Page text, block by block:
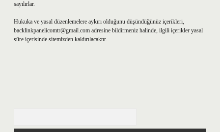
sayılırlar.
Hukuka ve yasal düzenlemelere aykırı olduğunu düşündüğünüz içerikleri,
backlinkpanelicomtr@gmail.com adresine bildirmeniz halinde, ilgili içerikler yasal
süre içerisinde sitemizden kaldırılacaktır.